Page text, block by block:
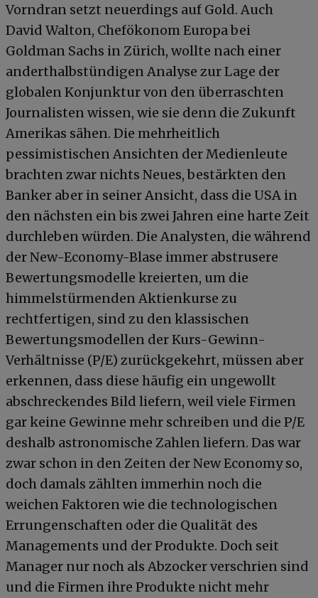
Vorndran setzt neuerdings auf Gold. Auch
David Walton, Chefökonom Europa bei
Goldman Sachs in Zürich, wollte nach einer
anderthalbstündigen Analyse zur Lage der
globalen Konjunktur von den überraschten
Journalisten wissen, wie sie denn die Zukunft
Amerikas sähen. Die mehrheitlich
pessimistischen Ansichten der Medienleute
brachten zwar nichts Neues, bestärkten den
Banker aber in seiner Ansicht, dass die USA in
den nächsten ein bis zwei Jahren eine harte Zeit
durchleben würden. Die Analysten, die während
der New-Economy-Blase immer abstrusere
Bewertungsmodelle kreierten, um die
himmelstürmenden Aktienkurse zu
rechtfertigen, sind zu den klassischen
Bewertungsmodellen der Kurs-Gewinn-
Verhältnisse (P/E) zurückgekehrt, müssen aber
erkennen, dass diese häufig ein ungewollt
abschreckendes Bild liefern, weil viele Firmen
gar keine Gewinne mehr schreiben und die P/E
deshalb astronomische Zahlen liefern. Das war
zwar schon in den Zeiten der New Economy so,
doch damals zählten immerhin noch die
weichen Faktoren wie die technologischen
Errungenschaften oder die Qualität des
Managements und der Produkte. Doch seit
Manager nur noch als Abzocker verschrien sind
und die Firmen ihre Produkte nicht mehr